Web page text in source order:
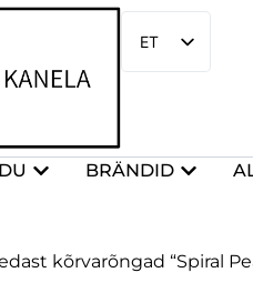
ET
EN
BRÄNDID
kõrvarõngad “Spiral